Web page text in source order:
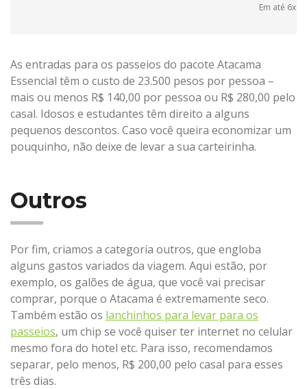
Em até 6x
As entradas para os passeios do pacote Atacama
Essencial têm o custo de 23.500 pesos por pessoa –
mais ou menos R$ 140,00 por pessoa ou R$ 280,00 pelo
casal. Idosos e estudantes têm direito a alguns
pequenos descontos. Caso você queira economizar um
pouquinho, não deixe de levar a sua carteirinha.
Outros
Por fim, criamos a categoria outros, que engloba
alguns gastos variados da viagem. Aqui estão, por
exemplo, os galões de água, que você vai precisar
comprar, porque o Atacama é extremamente seco.
Também estão os lanchinhos para levar para os
passeios, um chip se você quiser ter internet no celular
mesmo fora do hotel etc. Para isso, recomendamos
separar, pelo menos, R$ 200,00 pelo casal para esses
três dias.